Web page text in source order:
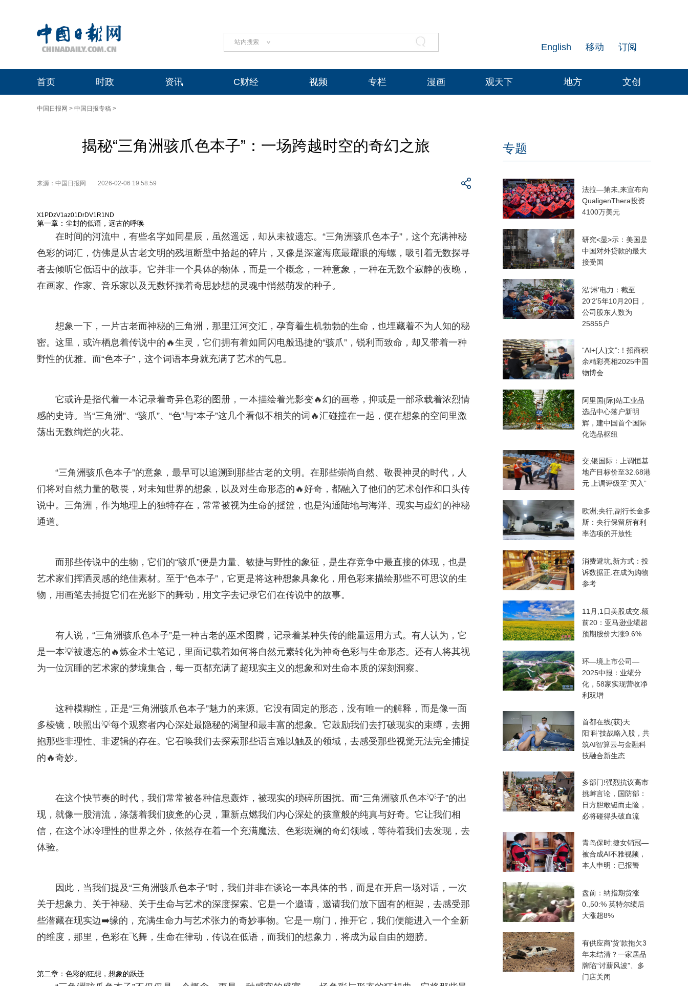
站内搜索 订阅
移动
English
首页 时政 资讯 C财经 视频 专栏 漫画 观天下 地方 文创
中国日报网 > 中国日报专稿 >
揭秘“三角洲骇爪色本子”：一场跨越时空的奇幻之旅
来源：中国日报网 2026-02-06 19:58:59
X1PDzV1az01DrDV1R1ND
第一章：尘封的低语，远古的呼唤
在时间的河流中，有些名字如同星辰，虽然遥远，却从未被遗忘。“三角洲骇爪色本子”，这个充满神秘
色彩的词汇，仿佛是从古老文明的残垣断壁中拾起的碎片，又像是深邃海底最耀眼的海螺，吸引着无数探寻
者去倾听它低语中的故事。它并非一个具体的物体，而是一个概念，一种意象，一种在无数个寂静的夜晚，
在画家、作家、音乐家以及无数怀揣着奇思妙想的灵魂中悄然萌发的种子。
想象一下，一片古老而神秘的三角洲，那里江河交汇，孕育着生机勃勃的生命，也埋藏着不为人知的秘
密。这里，或许栖息着传说中的🔥生灵，它们拥有着如同闪电般迅捷的“骇爪”，锐利而致命，却又带着一种
野性的优雅。而“色本子”，这个词语本身就充满了艺术的气息。
它或许是指代着一本记录着奇异色彩的图册，一本描绘着光影变🔥幻的画卷，抑或是一部承载着浓烈情
感的史诗。当“三角洲”、“骇爪”、“色”与“本子”这几个看似不相关的词🔥汇碰撞在一起，便在想象的空间里激
荡出无数绚烂的火花。
“三角洲骇爪色本子”的意象，最早可以追溯到那些古老的文明。在那些崇尚自然、敬畏神灵的时代，人
们将对自然力量的敬畏，对未知世界的想象，以及对生命形态的🔥好奇，都融入了他们的艺术创作和口头传
说中。三角洲，作为地理上的独特存在，常常被视为生命的摇篮，也是沟通陆地与海洋、现实与虚幻的神秘
通道。
而那些传说中的生物，它们的“骇爪”便是力量、敏捷与野性的象征，是生存竞争中最直接的体现，也是
艺术家们挥洒灵感的绝佳素材。至于“色本子”，它更是将这种想象具象化，用色彩来描绘那些不可思议的生
物，用画笔去捕捉它们在光影下的舞动，用文字去记录它们在传说中的故事。
有人说，“三角洲骇爪色本子”是一种古老的巫术图腾，记录着某种失传的能量运用方式。有人认为，它
是一本💡被遗忘的🔥炼金术士笔记，里面记载着如何将自然元素转化为神奇色彩与生命形态。还有人将其视
为一位沉睡的艺术家的梦境集合，每一页都充满了超现实主义的想象和对生命本质的深刻洞察。
这种模糊性，正是“三角洲骇爪色本子”魅力的来源。它没有固定的形态，没有唯一的解释，而是像一面
多棱镜，映照出💡每个观察者内心深处最隐秘的渴望和最丰富的想象。它鼓励我们去打破现实的束缚，去拥
抱那些非理性、非逻辑的存在。它召唤我们去探索那些语言难以触及的领域，去感受那些视觉无法完全捕捉
的🔥奇妙。
在这个快节奏的时代，我们常常被各种信息轰炸，被现实的琐碎所困扰。而“三角洲骇爪色本💡子”的出
现，就像一股清流，涤荡着我们疲惫的心灵，重新点燃我们内心深处的孩童般的纯真与好奇。它让我们相
信，在这个冰冷理性的世界之外，依然存在着一个充满魔法、色彩斑斓的奇幻领域，等待着我们去发现，去
体验。
因此，当我们提及“三角洲骇爪色本子”时，我们并非在谈论一本具体的书，而是在开启一场对话，一次
关于想象力、关于神秘、关于生命与艺术的深度探索。它是一个邀请，邀请我们放下固有的框架，去感受那
些潜藏在现实边➡️缘的，充满生命力与艺术张力的奇妙事物。它是一扇门，推开它，我们便能进入一个全新
的维度，那里，色彩在飞舞，生命在律动，传说在低语，而我们的想象力，将成为最自由的翅膀。
第二章：色彩的狂想，想象的跃迁
专题
法拉—第未,来宣布向
QualigenThera投资
4100万美元
研究<显>示：美国是
中国对外贷款的最大
接受国
泓‘淋’电力：截至
20‘2’5年10月20日，
公司股东人数为
25855户
“AI+{人}文”:！招商积
余精彩亮相2025中国
物博会
阿里国{际}站工业品
选品中心落户新明
辉，建中国首个国际
化选品枢纽
交,银国际：上调恒基
地产目标价至32.68港
元 上调评级至“买入”
欧洲;央行,副行长金多
斯：央行保留所有利
率选项的开放性
消费避坑,新方式：投
诉数据正.在成为购物
参考
11月,1日美股成交.额
前20：亚马逊业绩超
预期股价大涨9.6%
环—境上市公司—
2025中报：业绩分
化，58家实现营收净
利双增
首都在线{获}天
阳‘科’技战略入股，共
筑AI智算云与金融科
技融合新生态
多部门!强烈抗议高市
挑衅言论，国防部：
日方胆敢铤而走险，
必将碰得头破血流
青岛保时;捷女销冠—
被合成AI不雅视频，
本人申明：已报警
盘前：纳指期货涨
0.,50:% 英特尔绩后
大涨超8%
有供应商‘货’款拖欠3
年未结清？一家居品
牌陷“讨薪风波”、多
门店关闭